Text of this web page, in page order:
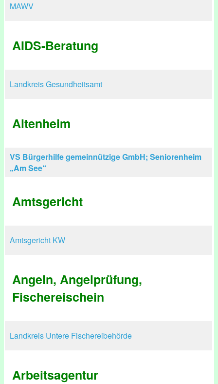
MAWV
AIDS-Beratung
Landkreis Gesundheitsamt
Altenheim
VS Bürgerhilfe gemeinnützige GmbH; Seniorenheim
„Am See“
Amtsgericht
Amtsgericht KW
Angeln, Angelprüfung,
Fischereischein
Landkreis Untere Fischereibehörde
Arbeitsagentur